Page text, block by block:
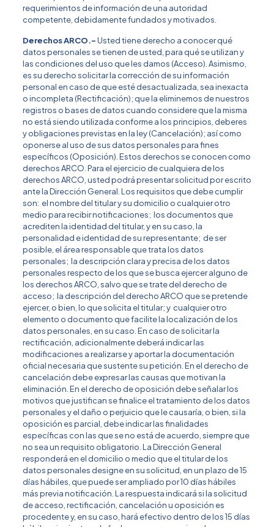
requerimientos de información de una autoridad
competente, debidamente fundados y motivados.
Derechos ARCO.-Usted tiene derecho a conocer qué
datos personales se tienen de usted, para qué se utilizan y
las condiciones del uso que les damos (Acceso). Asimismo,
es su derecho solicitar la corrección de su información
personal en caso de que esté desactualizada, sea inexacta
o incompleta (Rectificación); que la eliminemos de nuestros
registros o bases de datos cuando considere que la misma
no está siendo utilizada conforme a los principios, deberes
y obligaciones previstas en la ley (Cancelación); así como
oponerse al uso de sus datos personales para fines
específicos (Oposición). Estos derechos se conocen como
derechos ARCO. Para el ejercicio de cualquiera de los
derechos ARCO, usted podrá presentar solicitud por escrito
ante la Dirección General. Los requisitos que debe cumplir
son: el nombre del titular y su domicilio o cualquier otro
medio para recibir notificaciones; los documentos que
acrediten la identidad del titular, y en su caso, la
personalidad e identidad de su representante; de ser
posible, el área responsable que trata los datos
personales; la descripción clara y precisa de los datos
personales respecto de los que se busca ejercer alguno de
los derechos ARCO, salvo que se trate del derecho de
acceso; la descripción del derecho ARCO que se pretende
ejercer, o bien, lo que solicita el titular; y cualquier otro
elemento o documento que facilite la localización de los
datos personales, en su caso. En caso de solicitar la
rectificación, adicionalmente deberá indicar las
modificaciones a realizarse y aportar la documentación
oficial necesaria que sustente su petición. En el derecho de
cancelación debe expresar las causas que motivan la
eliminación. En el derecho de oposición debe señalar los
motivos que justifican se finalice el tratamiento de los datos
personales y el daño o perjuicio que le causaría, o bien, si la
oposición es parcial, debe indicar las finalidades
específicas con las que se no está de acuerdo, siempre que
no sea un requisito obligatorio. La Dirección General
responderá en el domicilio o medio que el titular de los
datos personales designe en su solicitud, en un plazo de 15
días hábiles, que puede ser ampliado por 10 días hábiles
más previa notificación. La respuesta indicará si la solicitud
de acceso, rectificación, cancelación u oposición es
procedente y, en su caso, hará efectivo dentro de los 15 días